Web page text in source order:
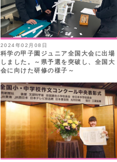
2024年02月08日
科学の甲子園ジュニア全国大会に出場
しました。～県予選を突破し、全国大
会に向けた研修の様子～